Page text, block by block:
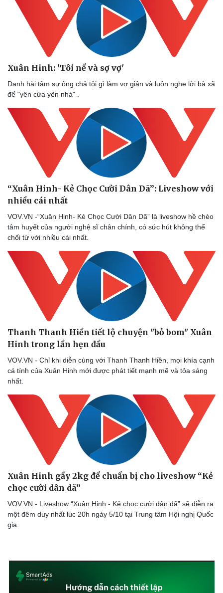
Doanh nghiệp
Thông tin doanh nghiệp
Doanh nghiệp 24h
Doanh nhân
Vì cộng đồng
Công nghệ
Sành điệu
Tin Công nghệ
Trải nghiệm
Xuân Hinh: 'Tôi nể và sợ vợ'
Danh hài tâm sự ông chả tội gì làm vợ giận và luôn nghe lời bà xã
để "yên cửa yên nhà" .
“Xuân Hinh- Kẻ Chọc Cười Dân Dã”: Liveshow với
nhiều cái nhất
VOV.VN -“Xuân Hinh- Kẻ Chọc Cười Dân Dã” là liveshow hề chèo
tâm huyết của người nghệ sĩ chân chính, có sức hút không thể
chối từ với nhiều cái nhất.
Thanh Thanh Hiền tiết lộ chuyện "bỏ bom" Xuân
Hinh trong lần hẹn đầu
VOV.VN - Chỉ khi diễn cùng với Thanh Thanh Hiền, mọi khía cạnh
cá tính của Xuân Hinh mới được phát tiết mạnh mẽ và tỏa sáng
nhất.
Xuân Hinh gầy 2kg để chuẩn bị cho liveshow “Kẻ
chọc cười dân dã”
VOV.VN - Liveshow “Xuân Hinh - Kẻ chọc cười dân dã” sẽ diễn ra
một đêm duy nhất lúc 20h ngày 5/10 tại Trung tâm Hội nghị Quốc
gia.